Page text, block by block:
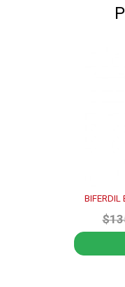
BIFERDIL